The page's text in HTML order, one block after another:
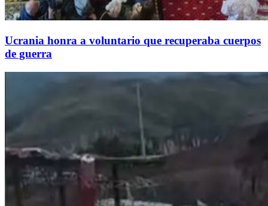
Ucrania honra a voluntario que recuperaba cuerpos
de guerra